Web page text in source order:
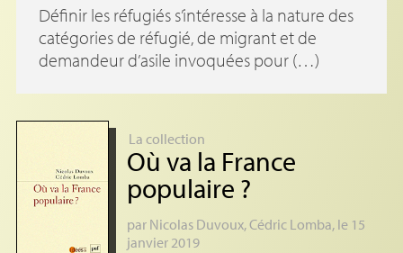
Définir les réfugiés s’intéresse à la nature des
catégories de réfugié, de migrant et de
demandeur d’asile invoquées pour (…)
La collection
Où va la France
populaire ?
par Nicolas Duvoux,Cédric Lomba, le 15
janvier 2019